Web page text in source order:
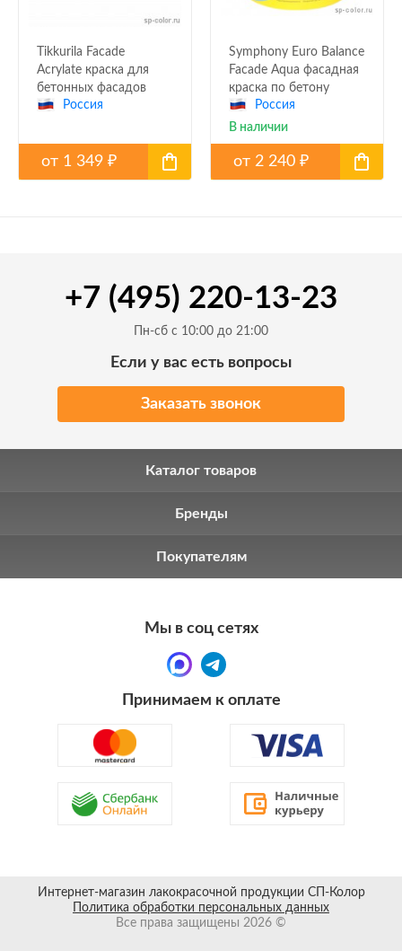
Tikkurila Facade
Acrylate краска для
бетонных фасадов
Россия
от 1 349 ₽
Symphony Euro Balance
Faсade Aqua фасадная
краска по бетону
Россия
В наличии
от2 240₽
+7 (495) 220-13-23
Пн-сб с 10:00 до 21:00
Если у вас есть вопросы
Заказать звонок
Каталог товаров
Бренды
Покупателям
Мы в соц сетях
Принимаем к оплате
Интернет-магазин лакокрасочной продукции СП-Колор
Политика обработки персональных данных
Все права защищены 2026 ©